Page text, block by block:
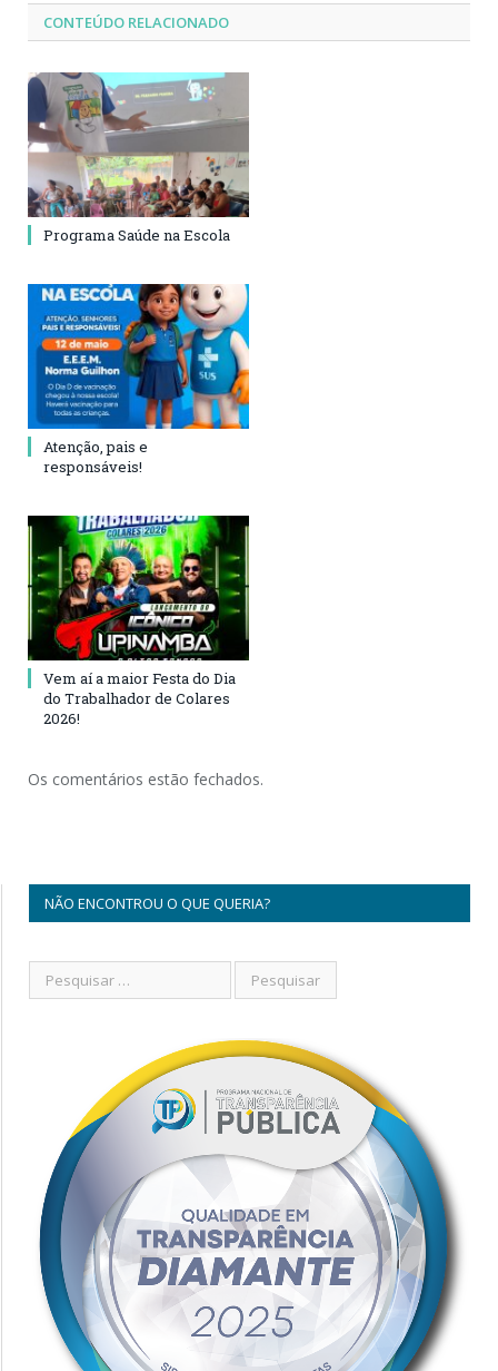
CONTEÚDO RELACIONADO
Programa Saúde na Escola
Atenção, pais e
responsáveis!
Vem aí a maior Festa do Dia
do Trabalhador de Colares
2026!
Os comentários estão fechados.
NÃO ENCONTROU O QUE QUERIA?